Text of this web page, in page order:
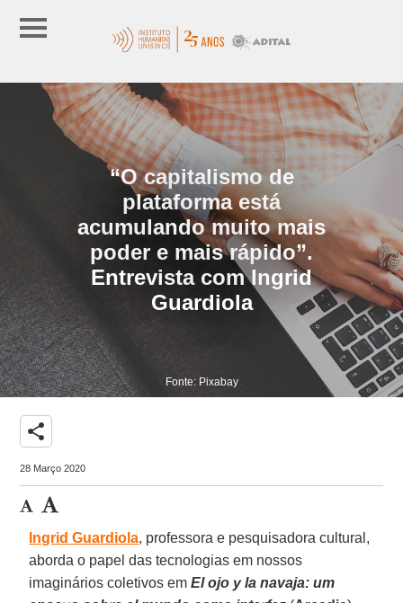
“O capitalismo de
plataforma está
acumulando muito mais
poder e mais rápido”.
Entrevista com Ingrid
Guardiola
Fonte: Pixabay
share
28 Março 2020
Ingrid Guardiola, professora e pesquisadora cultural,
aborda o papel das tecnologias em nossos
imaginários coletivos emEl ojo y la navaja: um